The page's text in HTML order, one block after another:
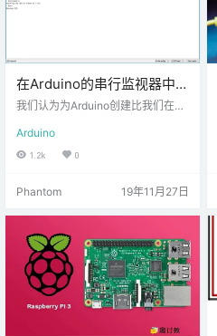
在Arduino的串行监视器中创
建命令行界面
我们认为为Arduino创建比我们在Ja
名CLI）会很有趣。 例如，在嵌入式
系统（如本文中所述）上的CLI与Li
nux中的Shell完全不同，因为您通
理。有很多解决方法，但是在此示
法同时运行，并且一个任务必须先
完成才能开始新任务。 我们的CLI在
Arduino的串行监视器…
Arduino
1.2k 0
Phantom 19年11月27日